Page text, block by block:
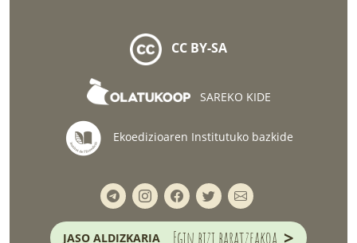
CC BY-SA
SAREKO KIDE
Ekoedizioaren Institutuko bazkide
JASO ALDIZKARIA Egin bizi baratzeakoa >